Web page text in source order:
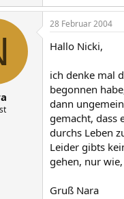
28 Februar 2004
Hallo Nicki,
ich denke mal
begonnen
dann
gemacht, dass
durchs Leben
Leider gibts
gehen, nur
Gruß Nara